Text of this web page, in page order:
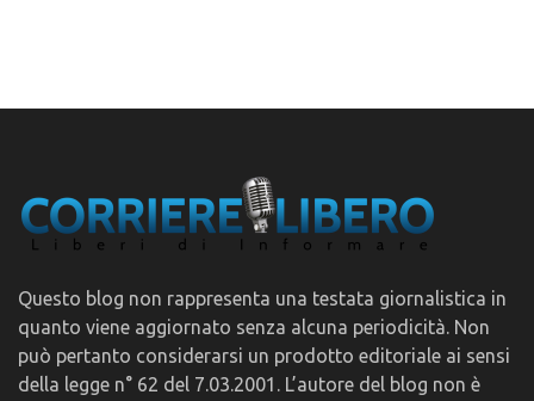
Questo blog non rappresenta una testata giornalistica in
quanto viene aggiornato senza alcuna periodicità. Non
può pertanto considerarsi un prodotto editoriale ai sensi
della legge n° 62 del 7.03.2001. L’autore del blog non è